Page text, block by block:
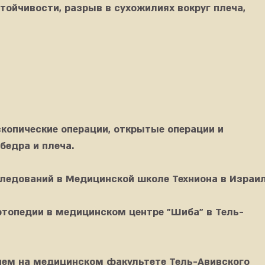
разрыв в сухожилиях вокруг плеча,
операции, открытые операции и
и плеча.
в Медицинской школе Техниона в
в медицинском центре "Шиба" в Тель-
на медицинском факультете Тель-Авивского